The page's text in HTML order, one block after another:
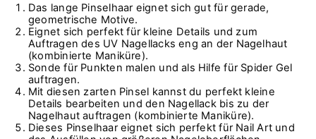
Das lange Pinselhaar eignet sich gut für gerade,
geometrische Motive.
Eignet sich perfekt für kleine Details und zum
Auftragen des UV Nagellacks eng an der Nagelhaut
(kombinierte Maniküre).
Sonde für Punkten malen und als Hilfe für Spider Gel
auftragen.
Mit diesen zarten Pinsel kannst du perfekt kleine
Details bearbeiten und den Nagellack bis zu der
Nagelhaut auftragen (kombinierte Maniküre).
Dieses Pinselhaar eignet sich perfekt für Nail Art und